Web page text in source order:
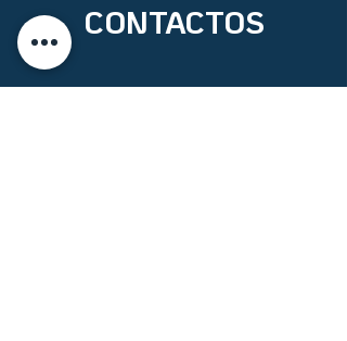
CONTACTOS